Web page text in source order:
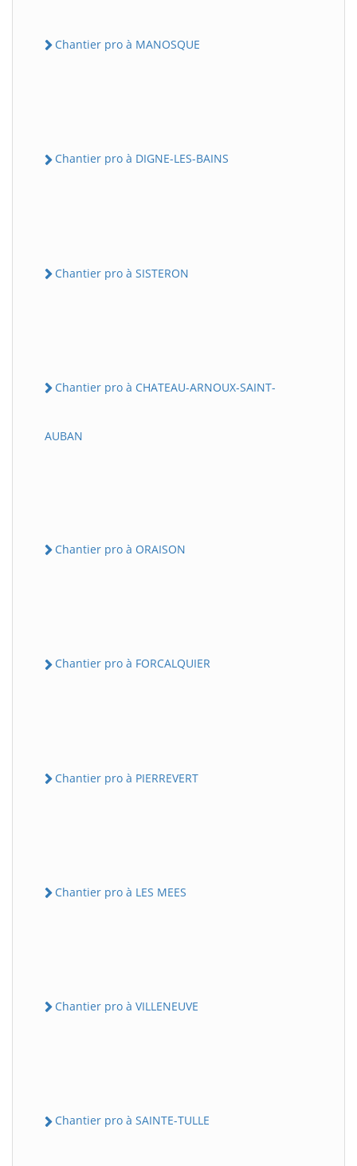
Chantier pro à MANOSQUE
Chantier pro à DIGNE-LES-BAINS
Chantier pro à SISTERON
Chantier pro à CHATEAU-ARNOUX-SAINT-
AUBAN
Chantier pro à ORAISON
Chantier pro à FORCALQUIER
Chantier pro à PIERREVERT
Chantier pro à LES MEES
Chantier pro à VILLENEUVE
Chantier pro à SAINTE-TULLE